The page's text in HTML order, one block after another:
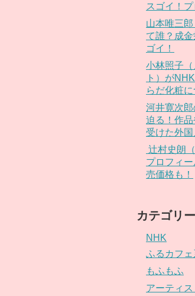
スゴイ！
山本唯三
て誰？成
ゴイ！
小林照子
ト）が
らだ化粧
河井寛次
迫る！作
受けた外国
辻村史朗
プロフィ
売価格も！
カテゴリー
NHK
ふるカフェ
もふもふ
アーティス